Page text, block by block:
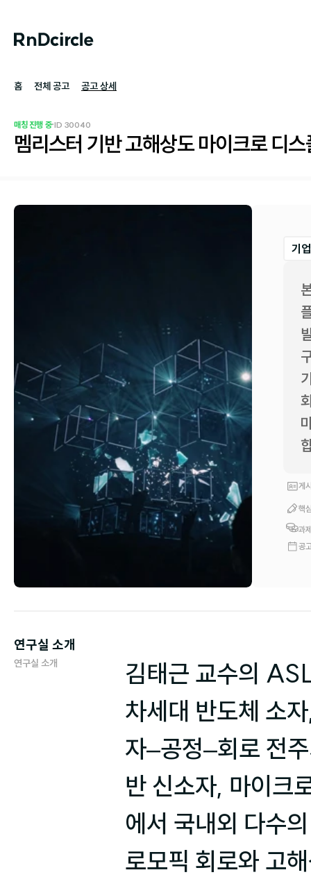
매칭 진행 중·ID 30040
멤리스터 기반 고해상도 마이크로 디
기
게
핵
과
공
연구실 소개
연구실 소개
김태근 교수의
차세대 반도체 소
자–공정–회로 전
반 신소자, 마이크
에서 국내외 다수
로모픽 회로와 고
홈 전체 공고 공고 상세